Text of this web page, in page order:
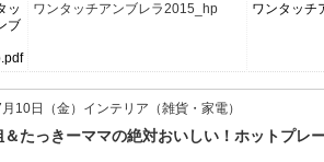
ワンタッチアンブレラ2015_hp ワンタッチ
10日（金）インテリア（雑貨・家電）
＆たっきーママの絶対おいしい！ホットプレ